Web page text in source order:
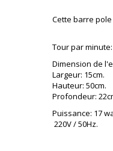
Cette barre
Tour par minute:
Dimension de
Largeur: 15cm.
Hauteur: 50cm.
Profondeur:
Puissance: 17
220V / 50Hz.